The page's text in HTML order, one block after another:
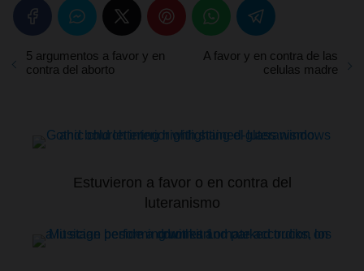
5 argumentos a favor y en
contra del aborto
A favor y en contra de las
celulas madre
Estuvieron a favor o en contra del
luteranismo